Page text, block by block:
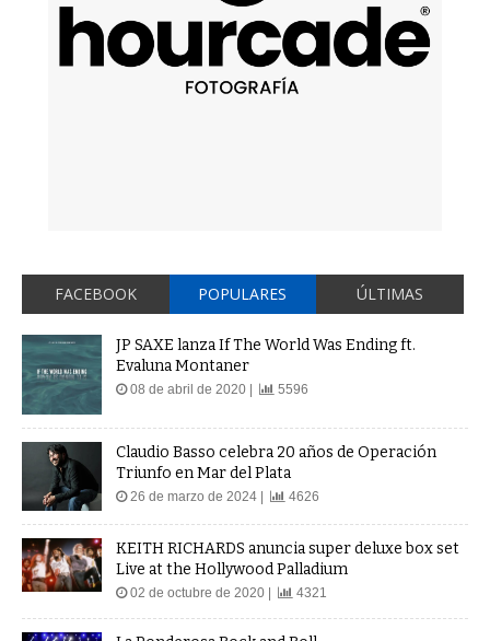
FACEBOOK POPULARES ÚLTIMAS
JP SAXE lanza If The World Was Ending ft.
Evaluna Montaner
08 de abril de 2020 | 5596
Claudio Basso celebra 20 años de Operación
Triunfo en Mar del Plata
26 de marzo de 2024 | 4626
KEITH RICHARDS anuncia super deluxe box set
Live at the Hollywood Palladium
02 de octubre de 2020 | 4321